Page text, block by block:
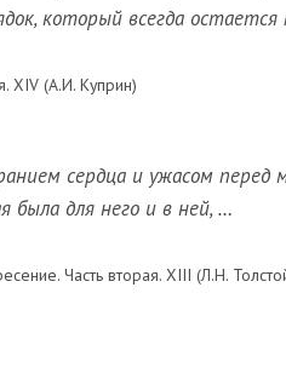
который всегда остается
XIV (А.И. Куприн)
сердца и ужасом
была для него и в ней, …
Часть вторая. XIII (Л.Н.